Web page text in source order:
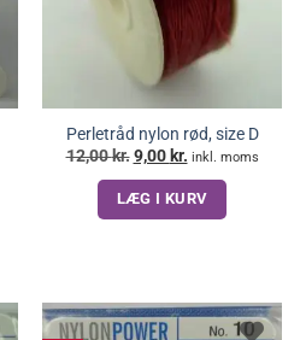
Perletråd nylon rød, size D
12,00kr. Den
oprindelige
pris
var:
12,00 kr..
9,00 kr. Den
aktuelle
pris
er:
9,00 kr..
inkl. moms
LÆG I KURV